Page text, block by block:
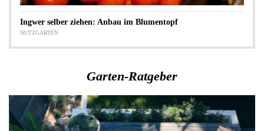
Ingwer selber ziehen: Anbau im Blumentopf
NUTZGARTEN
Garten-Ratgeber